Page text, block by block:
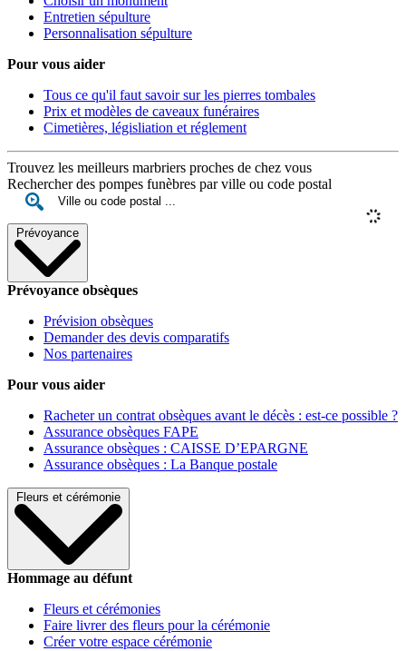
Entretien sépulture
Personnalisation sépulture
Pour vous aider
Tous ce qu'il faut savoir sur les pierres tombales
Prix et modèles de caveaux funéraires
Cimetières, législiation et réglement
Trouvez les meilleurs marbriers proches de chez vous
Rechercher des pompes funèbres par ville ou code postal
Prévoyance
Prévoyance obsèques
Prévision obsèques
Demander des devis comparatifs
Nos partenaires
Pour vous aider
Racheter un contrat obsèques avant le décès : est-ce possible ?
Assurance obsèques FAPE
Assurance obsèques : CAISSE D’EPARGNE
Assurance obsèques : La Banque postale
Fleurs et cérémonie
Hommage au défunt
Fleurs et cérémonies
Faire livrer des fleurs pour la cérémonie
Créer votre espace cérémonie